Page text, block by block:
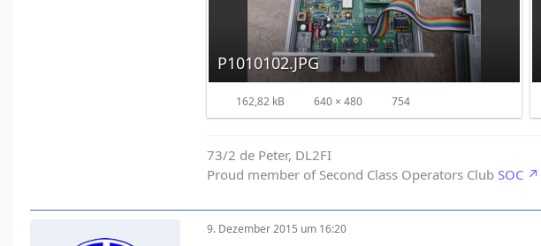
P1010102.JPG
162,82 kB 640 × 480 754
73/2 de Peter, DL2FI
Proud member of Second Class Operators Club SOC
9. Dezember 2015 um 16:20